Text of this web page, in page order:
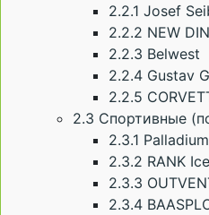
2.2.1 Josef
2.2.2 NEW
2.2.3 Belwest
2.2.4 Gustav
2.2.5
2.3 Спортивные
2.3.1
2.3.2 RANK
2.3.3
2.3.4